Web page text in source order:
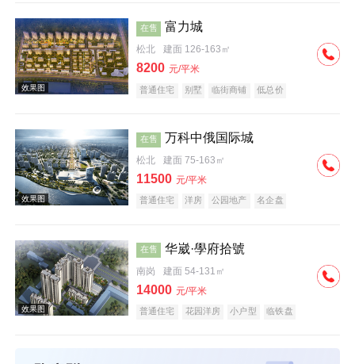
效果图
在售 富力城
松北 建面 126-163㎡
8200 元/平米
普通住宅 别墅 临街商铺 低总价
效果图
在售 万科中俄国际城
松北 建面 75-163㎡
11500 元/平米
普通住宅 洋房 公园地产 名企盘
在售 华崴·學府拾號
南岗 建面 54-131㎡
14000 元/平米
普通住宅 花园洋房 小户型 临铁盘